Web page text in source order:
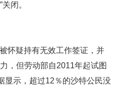
闭。
怀疑持有无效工作签证，并
，但劳动部自2011年起试图
显示，超过12％的沙特公民没